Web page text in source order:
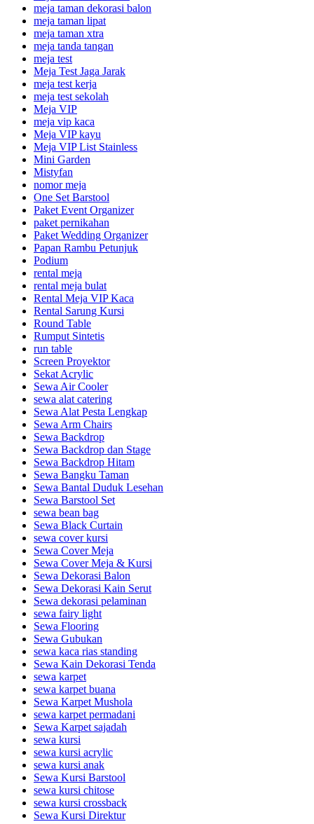
meja taman dekorasi balon
meja taman lipat
meja taman xtra
meja tanda tangan
meja test
Meja Test Jaga Jarak
meja test kerja
meja test sekolah
Meja VIP
meja vip kaca
Meja VIP kayu
Meja VIP List Stainless
Mini Garden
Mistyfan
nomor meja
One Set Barstool
Paket Event Organizer
paket pernikahan
Paket Wedding Organizer
Papan Rambu Petunjuk
Podium
rental meja
rental meja bulat
Rental Meja VIP Kaca
Rental Sarung Kursi
Round Table
Rumput Sintetis
run table
Screen Proyektor
Sekat Acrylic
Sewa Air Cooler
sewa alat catering
Sewa Alat Pesta Lengkap
Sewa Arm Chairs
Sewa Backdrop
Sewa Backdrop dan Stage
Sewa Backdrop Hitam
Sewa Bangku Taman
Sewa Bantal Duduk Lesehan
Sewa Barstool Set
sewa bean bag
Sewa Black Curtain
sewa cover kursi
Sewa Cover Meja
Sewa Cover Meja & Kursi
Sewa Dekorasi Balon
Sewa Dekorasi Kain Serut
Sewa dekorasi pelaminan
sewa fairy light
Sewa Flooring
Sewa Gubukan
sewa kaca rias standing
Sewa Kain Dekorasi Tenda
sewa karpet
sewa karpet buana
Sewa Karpet Mushola
sewa karpet permadani
Sewa Karpet sajadah
sewa kursi
sewa kursi acrylic
sewa kursi anak
Sewa Kursi Barstool
sewa kursi chitose
sewa kursi crossback
Sewa Kursi Direktur